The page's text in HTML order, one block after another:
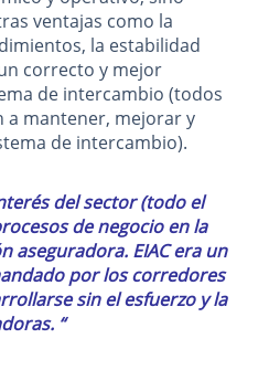
ventajas como la
la estabilidad
correcto y mejor
de intercambio (todos
a mantener, mejorar y
de intercambio).
del sector (todo el
de negocio en la
aseguradora. EIAC era un
por los corredores
sin el esfuerzo y la
“